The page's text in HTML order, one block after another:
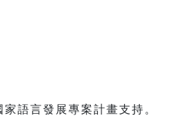
語言發展專案計畫支持。